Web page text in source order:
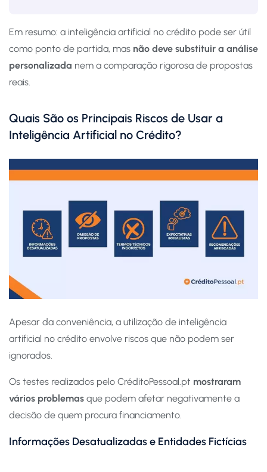
Em resumo: a inteligência artificial no crédito pode ser útil
como ponto de partida, mas não deve substituir a análise
personalizada nem a comparação rigorosa de propostas
reais.
Quais São os Principais Riscos de Usar a
Inteligência Artificial no Crédito?
Apesar da conveniência, a utilização de inteligência
artificial no crédito envolve riscos que não podem ser
ignorados.
Os testes realizados pelo CréditoPessoal.pt mostraram
vários problemas que podem afetar negativamente a
decisão de quem procura financiamento.
Informações Desatualizadas e Entidades Fictícias